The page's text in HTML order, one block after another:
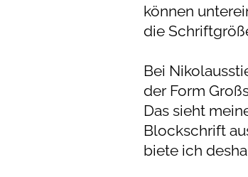
können
die
Bei
der Form
Das sieht
Blockschrift
biete ich